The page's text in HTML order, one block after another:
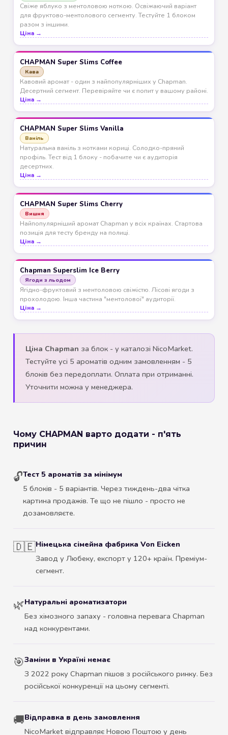
Свіже яблуко з ментоловою ноткою. Освіжаючий варіант
для фруктово-ментолового сегменту. Тестуйте 1 блоком
разом з іншими.
Ціна →
CHAPMAN Super Slims Coffee
Кава
Кавовий аромат - один з найпопулярніших у Chapman.
Десертний сегмент. Перевіряйте чи є попит у вашому районі.
Ціна →
CHAPMAN Super Slims Vanilla
Ваніль
Натуральна ваніль з нотками кориці. Солодко-пряний
профіль. Тест від 1 блоку - побачите чи є аудиторія
десертних.
Ціна →
CHAPMAN Super Slims Cherry
Вишня
Найпопулярніший аромат Chapman у всіх країнах. Стартова
позиція для тесту бренду на полиці.
Ціна →
Chapman Superslim Ice Berry
Ягоди з льодом
Ягідно-фруктовий з ментоловою свіжістю. Лісові ягоди з
прохолодою. Інша частина "ментолової" аудиторії.
Ціна →
Ціна Chapman за блок - у каталозі NicoMarket.
Тестуйте усі 5 ароматів одним замовленням - 5
блоків без передоплати. Оплата при отриманні.
Уточнити можна у менеджера.
Чому CHAPMAN варто додати - п'ять
причин
🔓Тест 5 ароматів за мінімум
5 блоків - 5 варіантів. Через тиждень-два чітка
картина продажів. Те що не пішло - просто не
дозамовляєте.
🇩🇪Німецька сімейна фабрика Von Eicken
Завод у Любеку, експорт у 120+ країн. Преміум-
сегмент.
🌿Натуральні ароматизатори
Без хімозного запаху - головна перевага Chapman
над конкурентами.
🎯Заміни в Україні немає
З 2022 року Chapman пішов з російського ринку. Без
російської конкуренції на цьому сегменті.
🚚Відправка в день замовлення
NicoMarket відправляє Новою Поштою у день